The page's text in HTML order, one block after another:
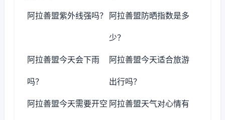
阿拉善盟紫外线强吗？ 阿拉善盟防晒指数是多
少？
阿拉善盟今天会下雨
吗？
阿拉善盟今天适合旅游
出行吗？
阿拉善盟今天需要开空 阿拉善盟天气对心情有